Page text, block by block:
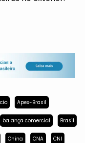
Apex-Brasil
balança comercial Brasil
China CNA CNI